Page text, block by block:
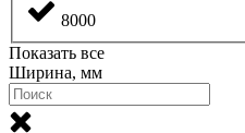
8000
Показать все
Ширина, мм